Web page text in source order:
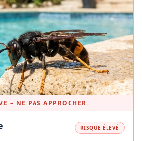
– NE PAS APPROCHER
RISQUE ÉLEVÉ